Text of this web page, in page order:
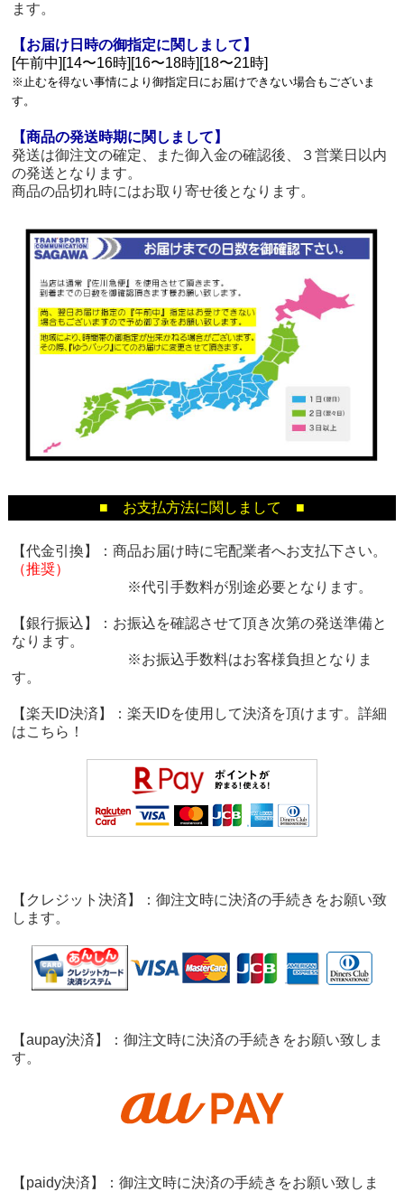
ます。
【お届け日時の御指定に関しまして】
[午前中][14〜16時][16〜18時][18〜21時]
※止むを得ない事情により御指定日にお届けできない場合もございま
す。
【商品の発送時期に関しまして】
発送は御注文の確定、また御入金の確認後、３営業日以内
の発送となります。
商品の品切れ時にはお取り寄せ後となります。
■ お支払方法に関しまして ■
【代金引換】：商品お届け時に宅配業者へお支払下さい。
（推奨）
※代引手数料が別途必要となります。
【銀行振込】：お振込を確認させて頂き次第の発送準備と
なります。
※お振込手数料はお客様負担となりま
す。
【楽天ID決済】：楽天IDを使用して決済を頂けます。詳細
はこちら！
【クレジット決済】：御注文時に決済の手続きをお願い致
します。
【aupay決済】：御注文時に決済の手続きをお願い致しま
す。
【paidy決済】：御注文時に決済の手続きをお願い致しま